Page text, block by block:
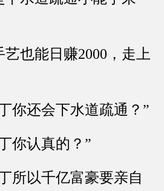
也能日赚2000，走上
还会下水道疏通？”
认真的？”
以千亿富豪要亲自